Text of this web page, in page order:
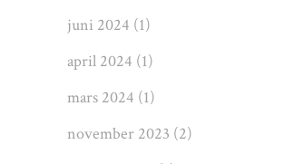
juni 2024 (1)
april 2024 (1)
mars 2024 (1)
november 2023 (2)